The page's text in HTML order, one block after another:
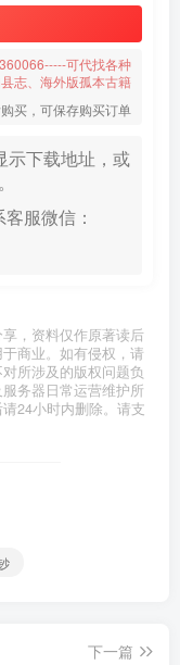
可代找各种
志、海外版孤本古籍
买，可保存购买订单
示下载地址，或
服微信：
，资料仅作原著读后
商业。如有侵权，请
所涉及的版权问题负
务器日常运营维护所
24小时内删除。请支
下一篇